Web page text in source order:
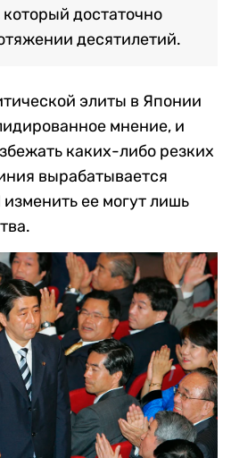
достаточно
десятилетий.
элиты в Японии
мнение, и
каких-либо резких
вырабатывается
ее могут лишь